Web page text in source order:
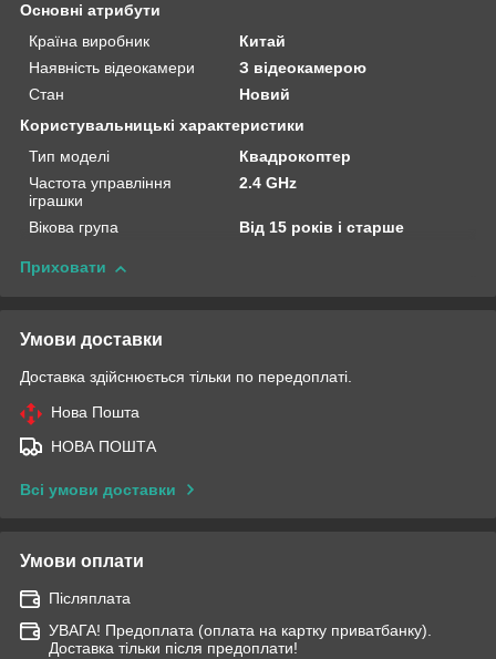
Основні атрибути
Країна виробник
Китай
Наявність відеокамери
З відеокамерою
Стан
Новий
Користувальницькі характеристики
Тип моделі
Квадрокоптер
Частота управління
іграшки
2.4 GHz
Вікова група Від 15 років і старше
Приховати
Умови доставки
Доставка здійснюється тільки по передоплаті.
Нова Пошта
НОВА ПОШТА
Всі умови доставки
Умови оплати
Післяплата
УВАГА! Предоплата (оплата на картку приватбанку).
Доставка тільки після предоплати!